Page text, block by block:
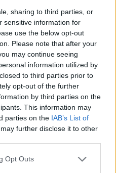
sharing to third parties, or
sensitive information for
use the below opt-out
Please note that after your
may continue seeing
information utilized by
to third parties prior to
opt-out of the further
by third parties on the
This information may
parties on the IAB’s List of
further disclose it to other
Opt Outs
u gdańskich dominikanów
Jasną Górę
radość ma siłę polityczną